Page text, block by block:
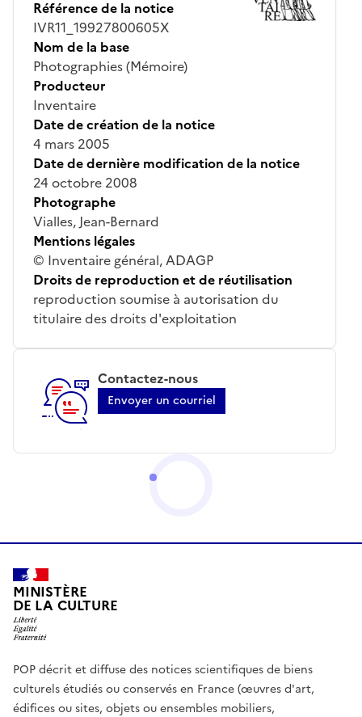
Référence de la notice
IVR11_19927800605X
Nom de la base
Photographies (Mémoire)
Producteur
Inventaire
Date de création de la notice
4 mars 2005
Date de dernière modification de la notice
24 octobre 2008
Photographe
Vialles, Jean-Bernard
Mentions légales
© Inventaire général, ADAGP
Droits de reproduction et de réutilisation
reproduction soumise à autorisation du
titulaire des droits d'exploitation
Contactez-nous
Envoyer un courriel
MINISTÈRE
DE LA CULTURE
POP décrit et diffuse des notices scientifiques de biens
culturels étudiés ou conservés en France (œuvres d'art,
édifices ou sites, objets ou ensembles mobiliers,